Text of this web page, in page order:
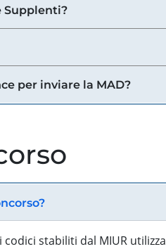
Supplenti?
per inviare la MAD?
codici stabiliti dal MIUR